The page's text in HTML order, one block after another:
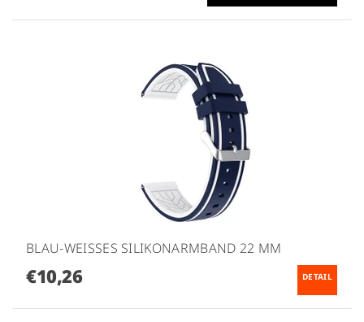
BLAU-WEISSES SILIKONARMBAND 22 MM
€10,26 DETAIL